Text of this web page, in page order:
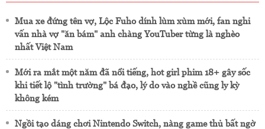
Mua xe đứng tên vợ, Lộc Fuho dính lùm xùm mới, fan nghi
vấn nhà vợ "ăn bám" anh chàng YouTuber từng là nghèo
nhất Việt Nam
Mới ra mắt một năm đã nổi tiếng, hot girl phim 18+ gây sốc
khi tiết lộ "tình trường" bá đạo, lý do vào nghề cũng ly kỳ
không kém
Ngồi tạo dáng chơi Nintendo Switch, nàng game thủ bất ngờ